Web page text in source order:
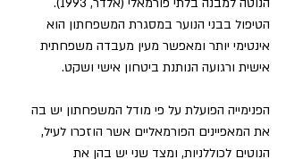
הטיפול בבני הנוער במסגרת המשפחתון הוא
אינטימי יותר ומאפשר מעין מעבדה משפחתית
אישית ורגועה הנותנת ביטחון אישי ושקט.
הפנימייה הפועלת על פי מודל המשפחתון יש בה
את המאפיינים הפורמאליים אשר הוזכרו לעיל,
הנוטים לכוללניות, ומצד שני יש בהן את